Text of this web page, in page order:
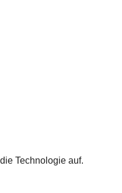
Technologie auf.